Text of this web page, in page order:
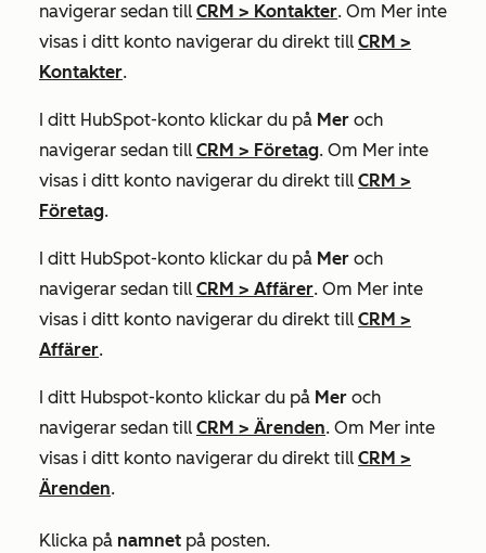
navigerar sedan till CRM > Kontakter. Om Mer inte
visas i ditt konto navigerar du direkt till CRM >
Kontakter.
I ditt HubSpot-konto klickar du på Mer och
navigerar sedan till CRM > Företag. Om Mer inte
visas i ditt konto navigerar du direkt till CRM >
Företag.
I ditt HubSpot-konto klickar du på Mer och
navigerar sedan till CRM > Affärer. Om Mer inte
visas i ditt konto navigerar du direkt till CRM >
Affärer.
I ditt Hubspot-konto klickar du på Mer och
navigerar sedan till CRM > Ärenden. Om Mer inte
visas i ditt konto navigerar du direkt till CRM >
Ärenden.
Klicka på namnet på posten.